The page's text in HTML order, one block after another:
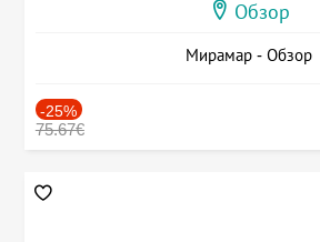
Обзор
Мирамар - Обзор
-25%
75.67€